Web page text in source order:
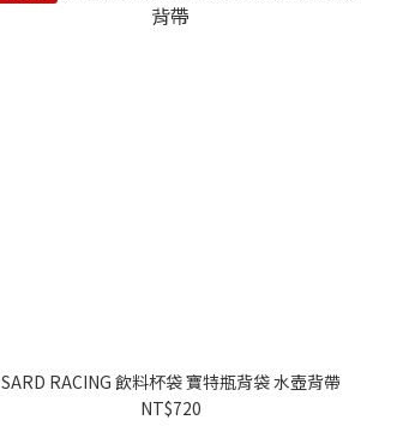
SARD RACING 飲料杯袋 寶特瓶背袋 水壺背帶
NT$720